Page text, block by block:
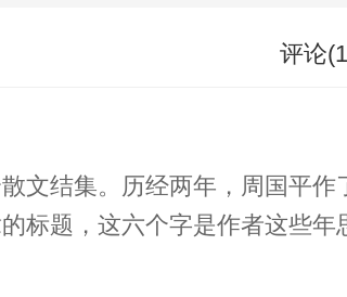
评论(
文结集。历经两年，周国平作
标题，这六个字是作者这些年